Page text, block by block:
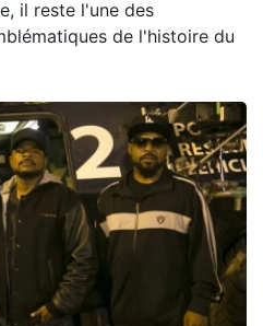
il reste l'une des
de l'histoire du